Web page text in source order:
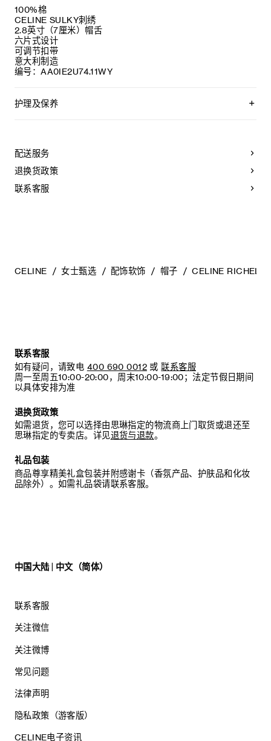
100%棉
CELINE SULKY刺绣
2.8英寸（7厘米）帽舌
六片式设计
可调节扣带
意大利制造
编号：AA0IE2U74.11WY
护理及保养
不可熨烫。
不可干洗。
配送服务
退换货政策
联系客服
CELINE 女士甄选 配饰软饰 帽子 CELINE
联系客服
如有疑问，请致电 400 690 0012 或 联系客服
周一至周五10:00-20:00，周末10:00-19:00；法定节假日期间
以具体安排为准
退换货政策
如需退货，您可以选择由思琳指定的物流商上门取货或退还至
思琳指定的专卖店。详见退货与退款。
礼品包装
商品尊享精美礼盒包装并附感谢卡（香氛产品、护肤品和化妆
品除外）。如需礼品袋请联系客服。
中国大陆 | 中文（简体）
联系客服
关注微信
关注微博
常见问题
法律声明
隐私政策（游客版）
CELINE电子资讯